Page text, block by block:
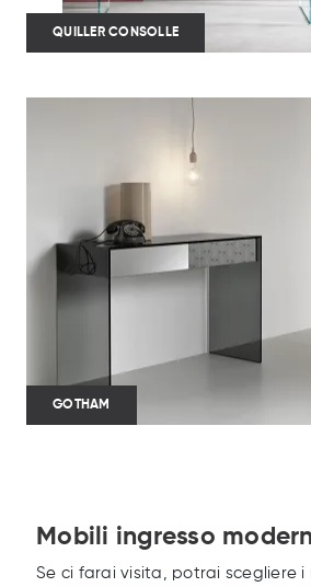
QUILLER CONSOLLE
GOTHAM
Mobili ingresso
Se ci farai visita, potrai scegliere i